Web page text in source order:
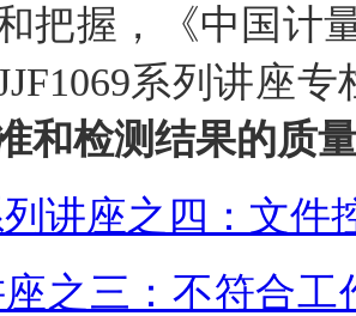
把握，《中国计
系列讲座专
和检测结果的质
讲座之四： 文件
座之三：不符合